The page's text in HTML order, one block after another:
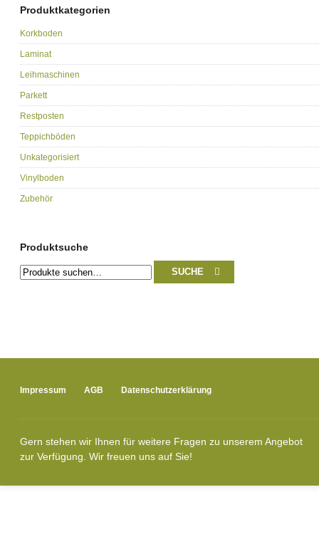
Produktkategorien
Korkboden
Laminat
Leihmaschinen
Parkett
Restposten
Teppichböden
Unkategorisiert
Vinylboden
Zubehör
Produktsuche
Suche
nach:
SUCHE
Impressum AGB Datenschutzerklärung
Gern stehen wir Ihnen für weitere Fragen zu unserem Angebot
zur Verfügung. Wir freuen uns auf Sie!